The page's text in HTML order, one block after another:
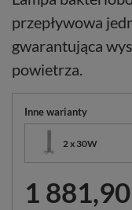
przepływowa
gwarantująca
powietrza.
Inne warianty
2 x 30W
1 881,90